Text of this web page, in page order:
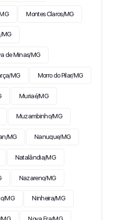
Montes Claros/MG
MG
de Minas/MG
MG Morro do Pilar/MG
Muriaé/MG
Muzambinho/MG
MG Nanuque/MG
Natalândia/MG
Nazareno/MG
MG Ninheira/MG